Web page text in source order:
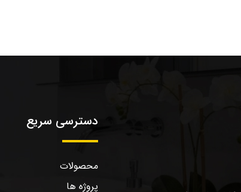
دسترسی سریع
محصولات
پروژه ها